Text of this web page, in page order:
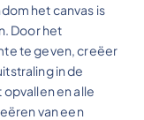
het canvas is
Door het
te geven, creëer
in de
en alle
van een